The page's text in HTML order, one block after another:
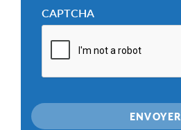
CAPTCHA
ENVOYER